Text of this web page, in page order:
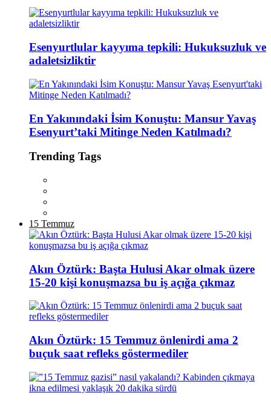
Esenyurtlular kayyıma tepkili: Hukuksuzluk ve
adaletsizliktir
En Yakınındaki İsim Konuştu: Mansur Yavaş
Esenyurt’taki Mitinge Neden Katılmadı?
Trending Tags
15 Temmuz
Akın Öztürk: Başta Hulusi Akar olmak üzere
15-20 kişi konuşmazsa bu iş açığa çıkmaz
Akın Öztürk: 15 Temmuz önlenirdi ama 2
buçuk saat refleks göstermediler